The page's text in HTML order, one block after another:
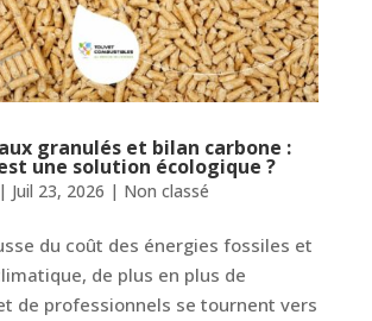
granulés et bilan carbone :
une solution écologique ?
| Juil 23, 2026 | Non classé
du coût des énergies fossiles et
de plus en plus de
de professionnels se tournent vers